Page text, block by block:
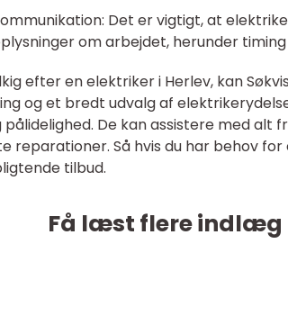
Det er vigtigt, at
om arbejdet, herunder timing
efter en elektriker i Herlev, kan
og et bredt udvalg af
De kan assistere med alt
reparationer. Så hvis du har behov
tilbud.
Få læst flere indlæg